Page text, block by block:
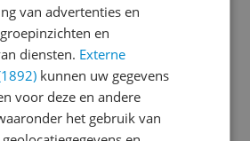
geschreven
en wil je graag je mening
met het schrijven van je
de details duurt het schrijven
van advertenties en
en
diensten. Externe
kunnen uw gegevens
voor deze en andere
het gebruik van